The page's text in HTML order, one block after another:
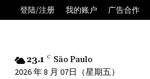
登陆/注册 我的账户 广告合作
23.1 C São Paulo
2026 年 8 月 07日（星期五）